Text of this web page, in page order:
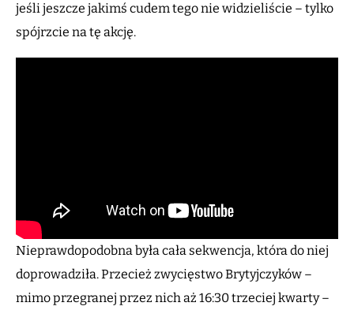
jeśli jeszcze jakimś cudem tego nie widzieliście – tylko
spójrzcie na tę akcję.
Nieprawdopodobna była cała sekwencja, która do niej
doprowadziła. Przecież zwycięstwo Brytyjczyków –
mimo przegranej przez nich aż 16:30 trzeciej kwarty –